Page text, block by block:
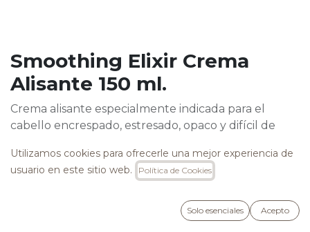
Smoothing Elixir Crema
Alisante 150 ml.
Crema alisante especialmente indicada para el
cabello encrespado, estresado, opaco y difícil de
Contiene Agua Activa de Moringa Bio, Aceite de
Oliva Bio y Aceite de Abisinia que hidratan y nutren
engrasarlo. Tiene una acción laminadora que cierra
las cutículas y da brillo, para un cabello fluido, suave
Utilizamos cookies para ofrecerle una mejor experiencia de
usuario en este sitio web.
Política de Cookies
Solo esenciales Acepto